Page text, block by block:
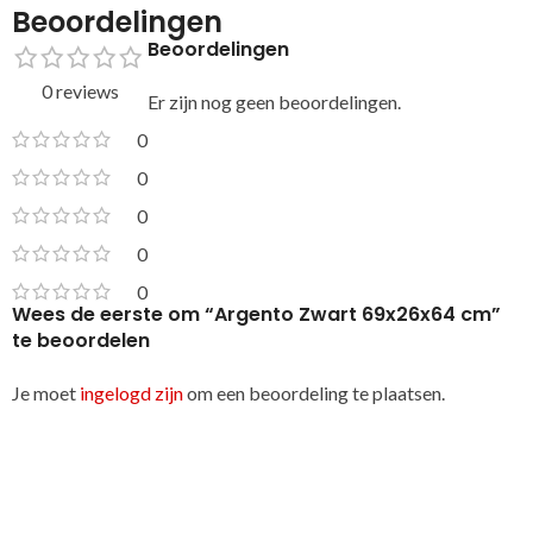
Beoordelingen
0 reviews
0
0
0
0
0
Beoordelingen
Er zijn nog geen beoordelingen.
Wees de eerste om “Argento Zwart 69x26x64 cm”
te beoordelen
Je moet ingelogd zijnom een beoordeling te plaatsen.